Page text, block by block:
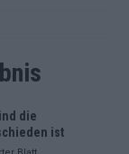
die
ist